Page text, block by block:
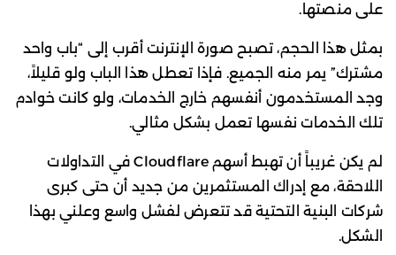
على منصتها.
بمثل هذا الحجم، تصبح صورة الإنترنت أقرب إلى “باب واحد
مشترك” يمر منه الجميع. فإذا تعطل هذا الباب ولو قليلاً،
وجد المستخدمون أنفسهم خارج الخدمات، ولو كانت خوادم
تلك الخدمات نفسها تعمل بشكل مثالي.
لم يكن غريباً أن تهبط أسهم Cloudflare في التداولات
اللاحقة، مع إدراك المستثمرين من جديد أن حتى كبرى
شركات البنية التحتية قد تتعرض لفشل واسع وعلني بهذا
الشكل.